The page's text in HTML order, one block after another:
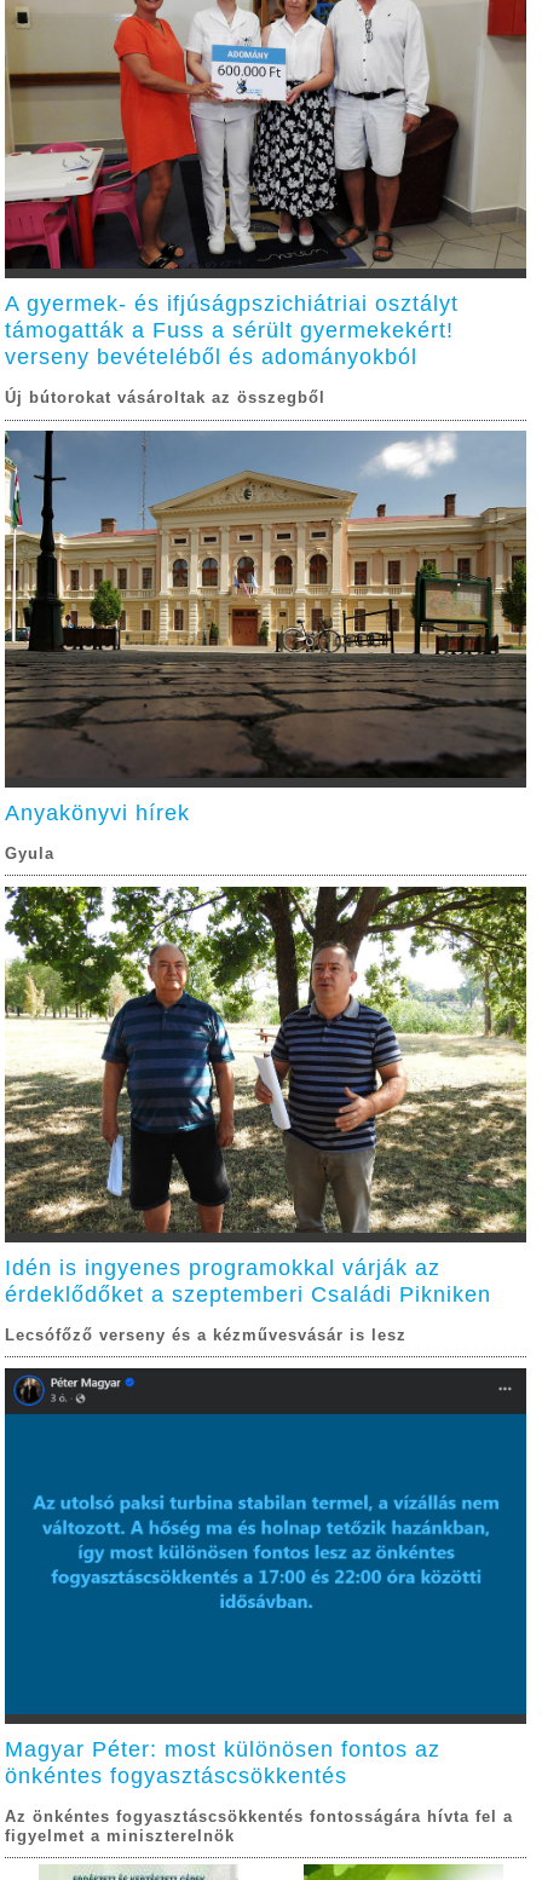
A gyermek- és ifjúságpszichiátriai osztályt
támogatták a Fuss a sérült gyermekekért!
verseny bevételéből és adományokból
Új bútorokat vásároltak az összegből
Anyakönyvi hírek
Gyula
Idén is ingyenes programokkal várják az
érdeklődőket a szeptemberi Családi Pikniken
Lecsófőző verseny és a kézművesvásár is lesz
Magyar Péter: most különösen fontos az
önkéntes fogyasztáscsökkentés
Az önkéntes fogyasztáscsökkentés fontosságára hívta fel a
figyelmet a miniszterelnök